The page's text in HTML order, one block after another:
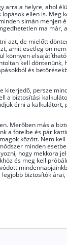
arra a helyre,
ellen is.
simán
ma
azt, de mielőtt
amit esetleg ön
kell
és
persze
a biztosítási
érni a
Merőben más a
a fotelbe és pár
között. Nem
minden
hogy
és meg kell
biztosítók